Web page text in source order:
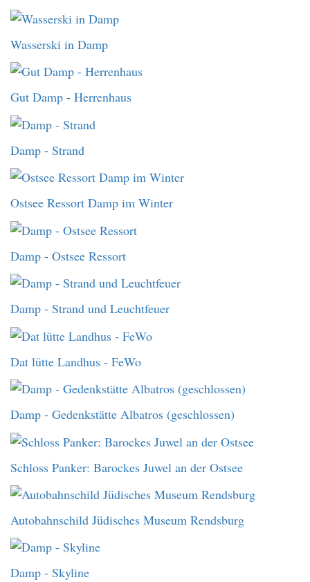
Wasserski in Damp
Gut Damp - Herrenhaus
Damp - Strand
Ostsee Ressort Damp im Winter
Damp - Ostsee Ressort
Damp - Strand und Leuchtfeuer
Dat lütte Landhus - FeWo
Damp - Gedenkstätte Albatros (geschlossen)
Schloss Panker: Barockes Juwel an der Ostsee
Autobahnschild Jüdisches Museum Rendsburg
Damp - Skyline